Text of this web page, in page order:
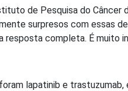
de Pesquisa do Câncer
surpresos com essas
resposta completa. É muito
lapatinib e